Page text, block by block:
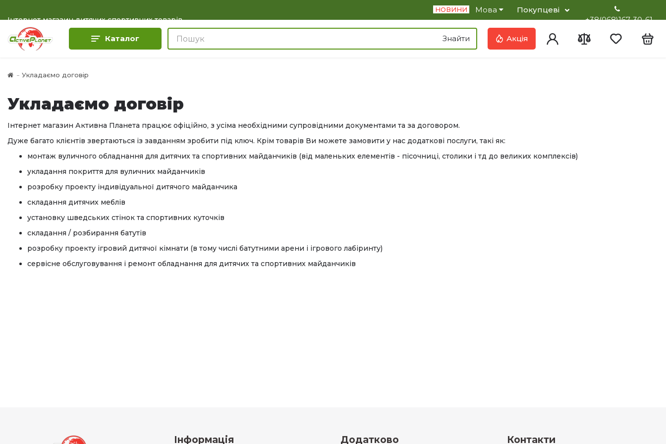
Інтернет магазин дитячих спортивних товарів
НОВИНИ Мова
Покупцеві
+38(068)167-30-61
Каталог
Знайти Акція Увійти ПорівнянняВибране
Укладаємо договір
Укладаємо договір
Інтернет магазин Активна Планета працює офіційно, з усіма необхідними супровідними документами та за договором.
Дуже багато клієнтів звертаються із завданням зробити під ключ. Крім товарів Ви можете замовити у нас додаткові послуги, такі як:
монтаж вуличного обладнання для дитячих та спортивних майданчиків (від маленьких елементів - пісочниці, столики і тд до великих комплексів)
укладання покриття для вуличних майданчиків
розробку проекту індивідуальної дитячого майданчика
складання дитячих меблів
установку шведських стінок та спортивних куточків
складання / розбирання батутів
розробку проекту ігровий дитячої кімнати (в тому числі батутними арени і ігрового лабіринту)
сервісне обслуговування і ремонт обладнання для дитячих та спортивних майданчиків
Інформація Додатково Контакти